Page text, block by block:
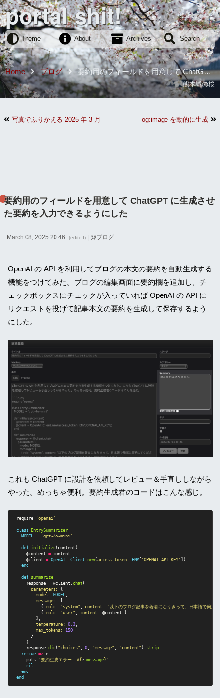
portal shit!
Theme About Archives Search
Home ブログ
要約用のフィールドを用意して ChatGPT
に生成させた要約を入力できるようにした
熊本城の桜
写真でふりかえる 2025 年 3 月 og:image を動的に生成
要約用のフィールドを用意して ChatGPT に生成させ
た要約を入力できるようにした
March 08, 2025 20:46 (edited) | @ブログ
OpenAI の API を利用してブログの本文の要約を自動生成する
機能をつけてみた。ブログの編集画面に要約欄を追加し、チ
ェックボックスにチェックが入っていれば OpenAI の API に
リクエストを投げて記事本文の要約を生成して保存するよう
にした。
これも ChatGPT に設計を依頼してレビュー＆手直ししながら
やった。めっちゃ便利。要約生成君のコードはこんな感じ。
require 'openai'
class
EntrySummarizer
MODEL = 'gpt-4o-mini'
def initialize( content)
@content =
content
@client = OpenAI::Client.new(access_token: ENV[ 'OPENAI_API_KEY' ])
end
def
summarize
response = @client. chat(
parameters:
{
model:
MODEL,
messages:
[
{
role: "system" , content:
"以下のブログ記事を著者になりきって、日本語で簡潔
{
role: "user" , content: @content
}
],
temperature: 0.3,
max_tokens:
150
}
)
response.dig( "choices" , 0, "message" , "content" ). strip
rescue => e
puts
"要約生成エラー: #{e.message}"
nil
end
end